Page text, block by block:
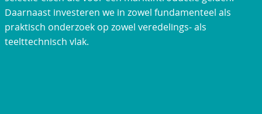
Daarnaast investeren we in zowel fundamenteel als
praktisch onderzoek op zowel veredelings- als
teelttechnisch vlak.